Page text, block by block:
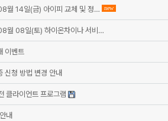
월 14일(금) 아이피 교체 및 정… new
월 08일(토) 하이온차이나 서비…
이벤트
신청 방법 변경 안내
클라이언트 프로그램
내